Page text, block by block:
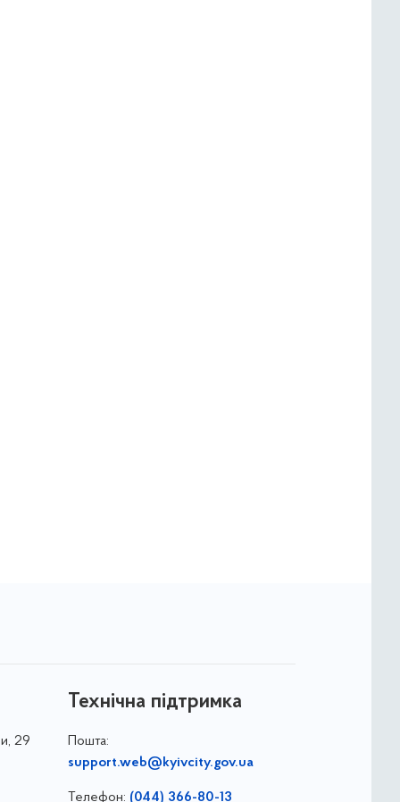
29
Технічна підтримка
Пошта:
support.web@kyivcity.gov.ua
Телефон: (044) 366-80-13